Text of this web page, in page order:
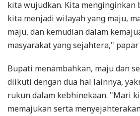
kita wujudkan. Kita menginginkan
kita menjadi wilayah yang maju,
maju, dan kemudian dalam
masyarakat yang sejahtera,"
Bupati menambahkan, maju dan
diikuti dengan dua hal lainnya,
rukun dalam kebhinekaan. "Mari
memajukan serta